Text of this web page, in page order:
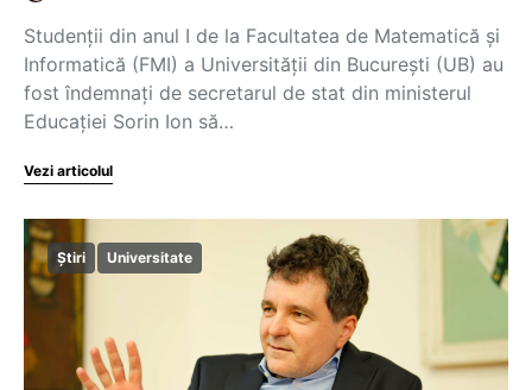
Studenții din anul I de la Facultatea de Matematică și
Informatică (FMI) a Universității din București (UB) au
fost îndemnați de secretarul de stat din ministerul
Educației Sorin Ion să…
Vezi articolul
Știri Universitate